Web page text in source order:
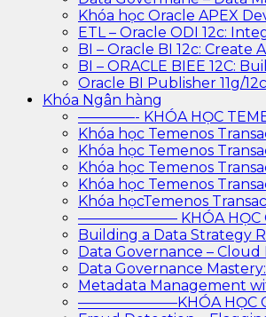
Khóa học Oracle APEX
ETL – Oracle ODI 12c:
BI – Oracle BI 12c: Create
BI – ORACLE BIEE 12C:
Oracle BI Publisher 11g/
Khóa Ngân hàng
————- KHÓA HỌC
Khóa học Temenos
Khóa học Temenos
Khóa học Temenos
Khóa học Temenos
Khóa họcTemenos
——————— KHÓA HỌC
Building a Data Strategy
Data Governance –
Data Governance
Metadata Management
———————KHÓA HỌC